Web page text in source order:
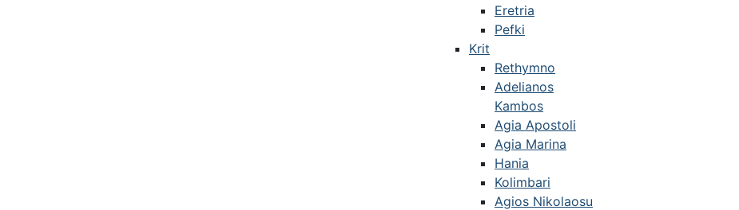
Eretria
Pefki
Krit
Rethymno
Adelianos
Kambos
Agia Apostoli
Agia Marina
Hania
Kolimbari
Agios Nikolaosu